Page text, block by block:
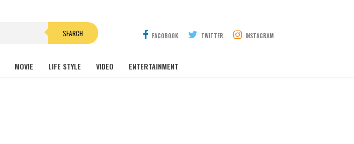
SEARCH FACOBOOK TWITTER INSTAGRAM
MOVIE LIFE STYLE VIDEO ENTERTAINMENT